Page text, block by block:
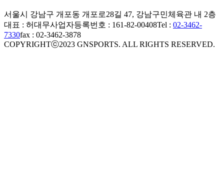
서울시 강남구 개포동 개포로28길 47, 강남구민체육관 내 2층
대표 : 허대무사업자등록번호 : 161-82-00408Tel : 02-3462-
7330fax : 02-3462-3878
COPYRIGHTⓒ2023 GNSPORTS. ALL RIGHTS RESERVED.